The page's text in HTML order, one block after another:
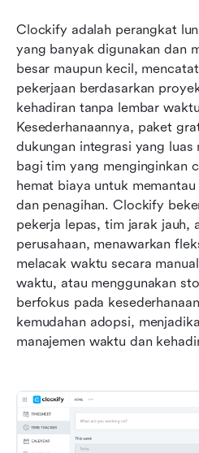
Clockify adalah perangkat
yang banyak digunakan dan
besar maupun kecil,
pekerjaan berdasarkan
kehadiran tanpa lembar
Kesederhanaannya, paket
dukungan integrasi yang luas
bagi tim yang menginginkan
hemat biaya untuk
dan penagihan. Clockify
pekerja lepas, tim jarak jauh,
perusahaan, menawarkan
melacak waktu secara
waktu, atau menggunakan
berfokus pada
kemudahan adopsi,
manajemen waktu dan